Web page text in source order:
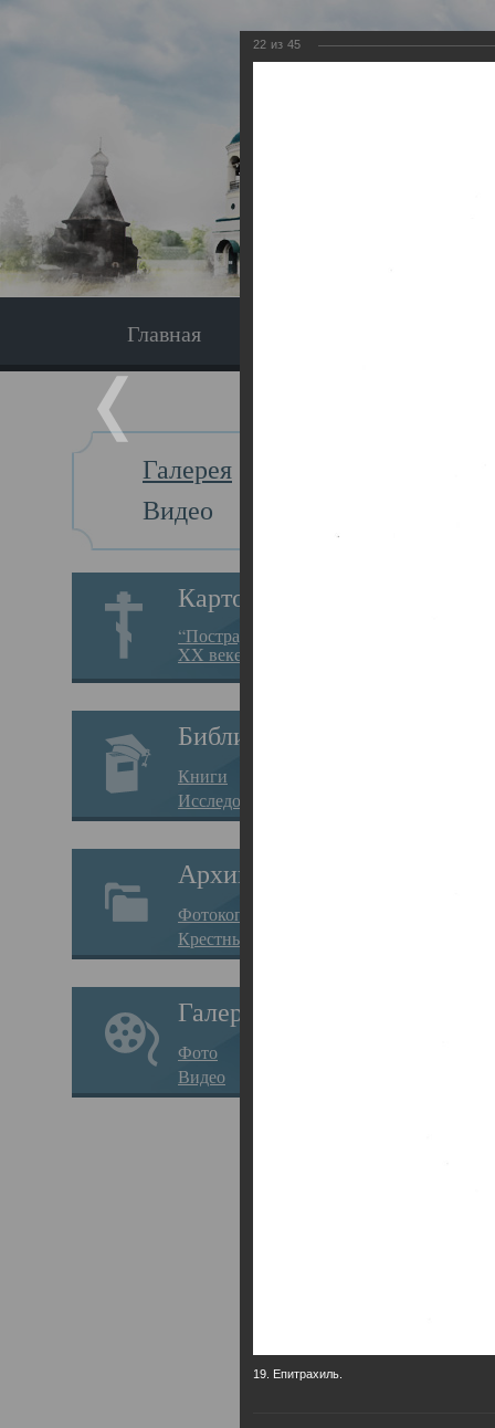
Главная
Галерея
Видео
Картотека
“Пострадавшие за веру в
XX веке на Севере”
Библиотека
Книги
Исследования
Архив
Фотокопии дел
Крестные ходы
Галерея
Фото
Видео
22 из 45
19. Епитрахиль.